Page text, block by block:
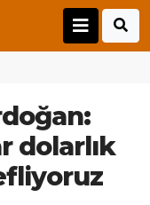
dolarlık